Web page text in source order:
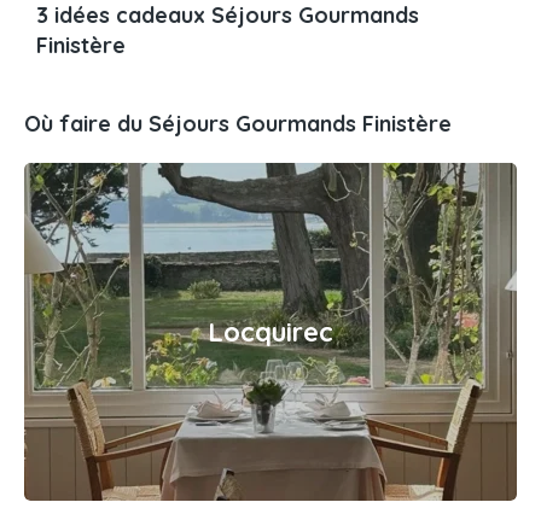
3 idées cadeaux Séjours Gourmands
Finistère
Où faire du Séjours Gourmands Finistère
Locquirec